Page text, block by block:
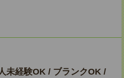
未経験OK / ブランクOK /